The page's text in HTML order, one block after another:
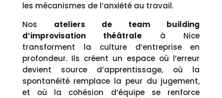
les mécanismes de l’anxiété au travail.
Nos ateliers de team building
d’improvisation théâtrale à Nice
transforment la culture d’entreprise en
profondeur. Ils créent un espace où l’erreur
devient source d’apprentissage, où la
spontanéité remplace la peur du jugement,
et où la cohésion d’équipe se renforce